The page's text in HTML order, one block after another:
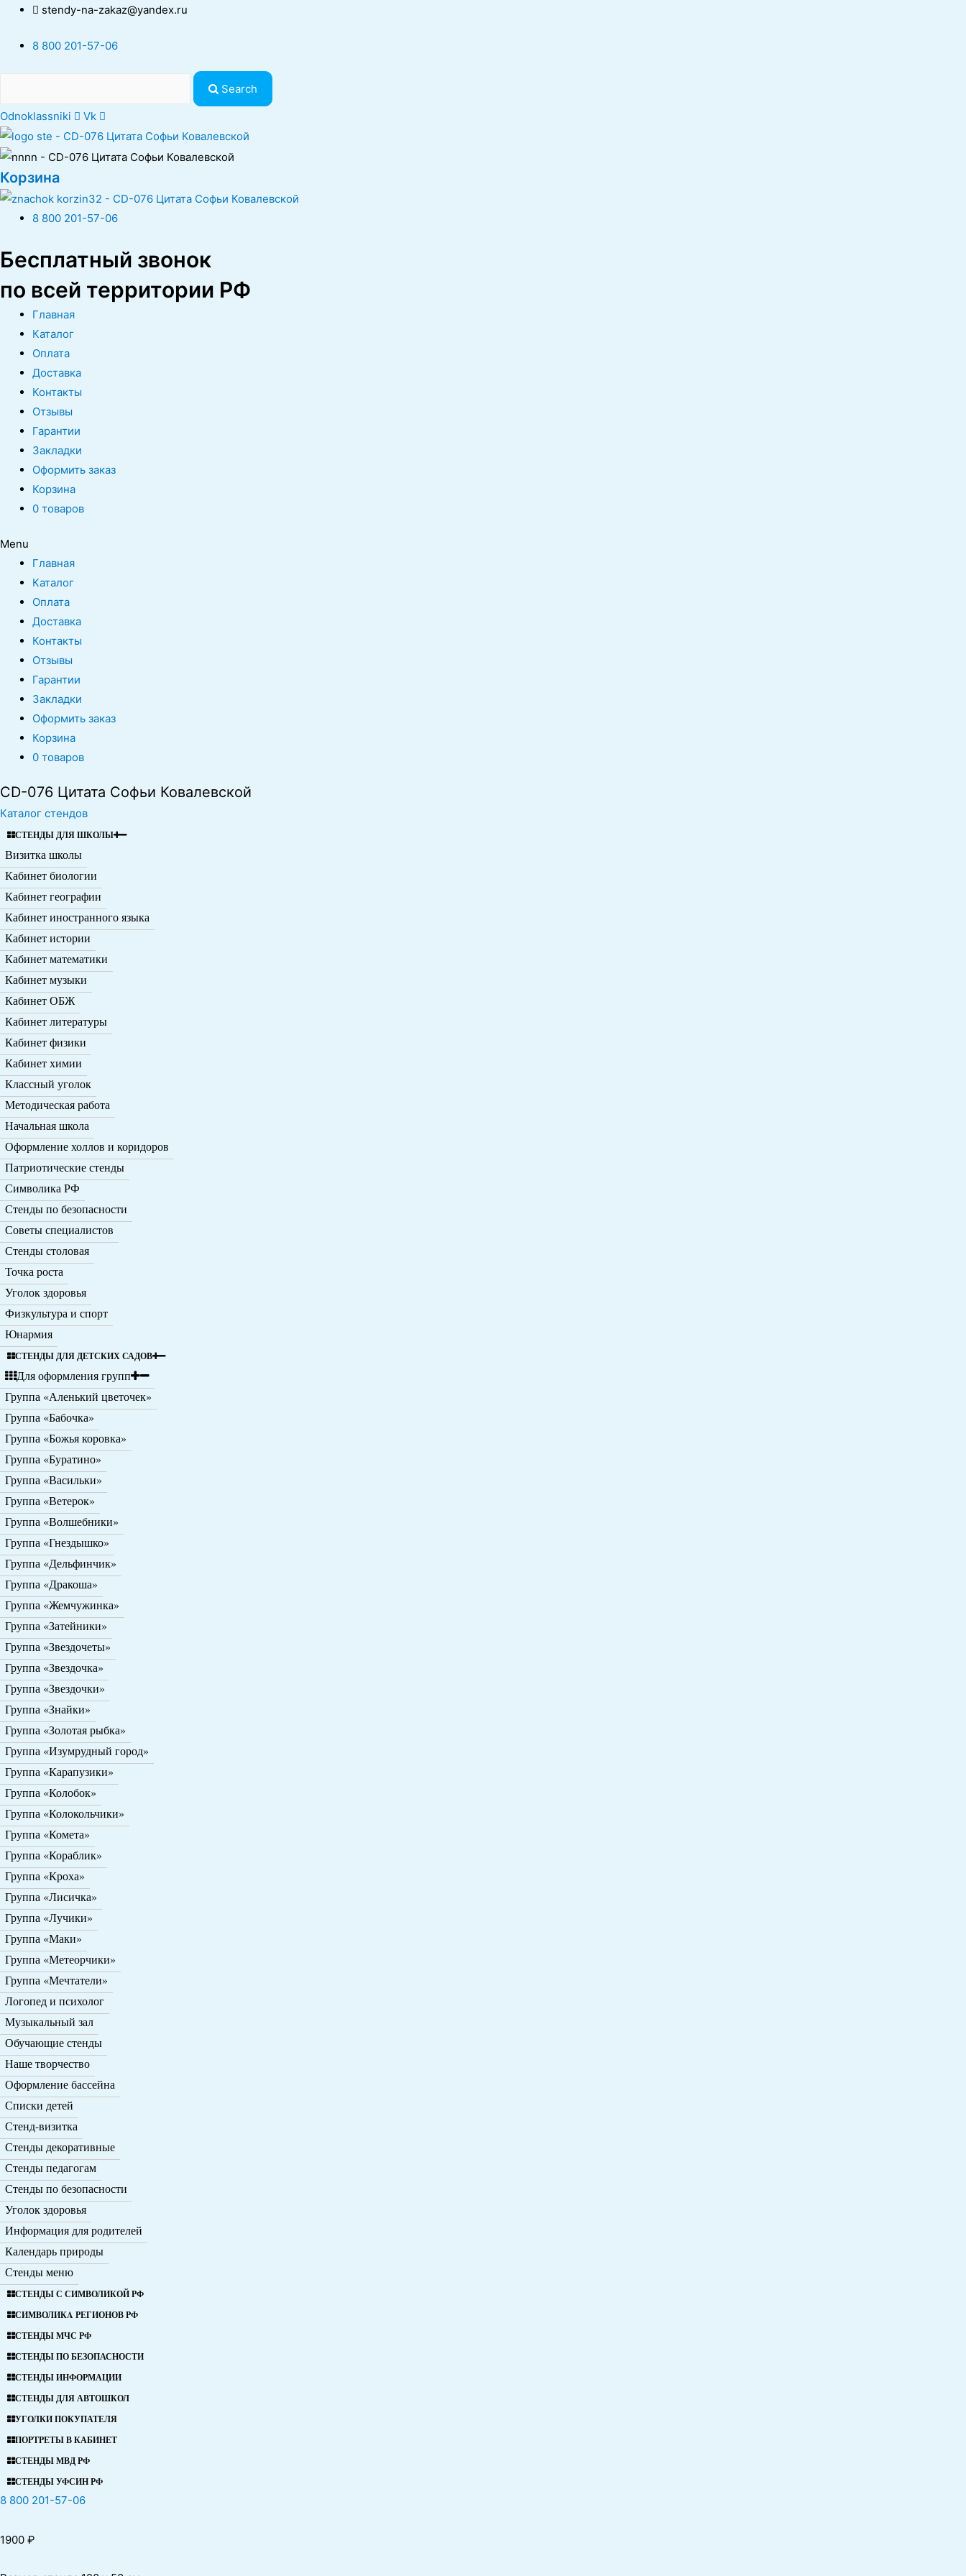
stendy-na-zakaz@yandex.ru
8 800 201-57-06
Search
Odnoklassniki
Vk
Корзина
8 800 201-57-06
Бесплатный звонок
по всей территории РФ
Главная
Каталог
Оплата
Доставка
Контакты
Отзывы
Гарантии
Закладки
Оформить заказ
Корзина
0 товаров
Menu
Главная
Каталог
Оплата
Доставка
Контакты
Отзывы
Гарантии
Закладки
Оформить заказ
Корзина
0 товаров
CD-076 Цитата Софьи Ковалевской
Каталог стендов
СТЕНДЫ ДЛЯ ШКОЛЫ
Визитка школы
Кабинет биологии
Кабинет географии
Кабинет иностранного языка
Кабинет истории
Кабинет математики
Кабинет музыки
Кабинет ОБЖ
Кабинет литературы
Кабинет физики
Кабинет химии
Классный уголок
Методическая работа
Начальная школа
Оформление холлов и коридоров
Патриотические стенды
Символика РФ
Стенды по безопасности
Советы специалистов
Стенды столовая
Точка роста
Уголок здоровья
Физкультура и спорт
Юнармия
СТЕНДЫ ДЛЯ ДЕТСКИХ САДОВ
Для оформления групп
Группа «Аленький цветочек»
Группа «Бабочка»
Группа «Божья коровка»
Группа «Буратино»
Группа «Васильки»
Группа «Ветерок»
Группа «Волшебники»
Группа «Гнездышко»
Группа «Дельфинчик»
Группа «Дракоша»
Группа «Жемчужинка»
Группа «Затейники»
Группа «Звездочеты»
Группа «Звездочка»
Группа «Звездочки»
Группа «Знайки»
Группа «Золотая рыбка»
Группа «Изумрудный город»
Группа «Карапузики»
Группа «Колобок»
Группа «Колокольчики»
Группа «Комета»
Группа «Кораблик»
Группа «Кроха»
Группа «Лисичка»
Группа «Лучики»
Группа «Маки»
Группа «Метеорчики»
Группа «Мечтатели»
Логопед и психолог
Музыкальный зал
Обучающие стенды
Наше творчество
Оформление бассейна
Списки детей
Стенд-визитка
Стенды декоративные
Стенды педагогам
Стенды по безопасности
Уголок здоровья
Информация для родителей
Календарь природы
Стенды меню
СТЕНДЫ С СИМВОЛИКОЙ РФ
СИМВОЛИКA РЕГИОНОВ РФ
СТЕНДЫ МЧС РФ
СТЕНДЫ ПО БЕЗОПАСНОСТИ
СТЕНДЫ ИНФОРМАЦИИ
СТЕНДЫ ДЛЯ АВТОШКОЛ
УГОЛКИ ПОКУПАТЕЛЯ
ПОРТРЕТЫ В КАБИНЕТ
СТЕНДЫ МВД РФ
СТЕНДЫ УФСИН РФ
8 800 201-57-06
1900 ₽